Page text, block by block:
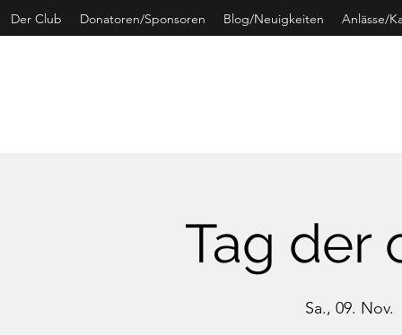
Der Club Donatoren/Sponsoren Blog/Neuigkeiten Anlässe/
Tag der
Sa., 09. Nov.